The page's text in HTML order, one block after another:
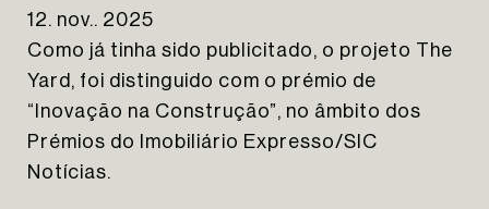
12. nov.. 2025
Como já tinha sido publicitado, o projeto The
Yard, foi distinguido com o prémio de
“Inovação na Construção”, no âmbito dos
Prémios do Imobiliário Expresso/SIC
Notícias.